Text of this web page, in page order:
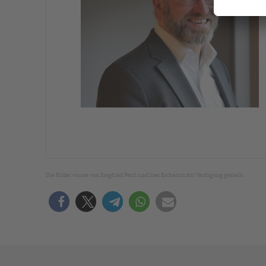
Die Bilder wurde von Siegfried Petri und Ines Escherich zur Verfügung gestellt.